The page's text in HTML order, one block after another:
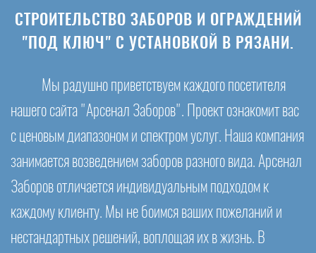
СТРОИТЕЛЬСТВО ЗАБОРОВ И ОГРАЖДЕНИЙ
"ПОД КЛЮЧ" С УСТАНОВКОЙ В РЯЗАНИ.
Мы радушно приветствуем каждого посетителя
нашего сайта "Арсенал Заборов". Проект ознакомит вас
с ценовым диапазоном и спектром услуг. Наша компания
занимается возведением заборов разного вида. Арсенал
Заборов отличается индивидуальным подходом к
каждому клиенту. Мы не боимся ваших пожеланий и
нестандартных решений, воплощая их в жизнь. В